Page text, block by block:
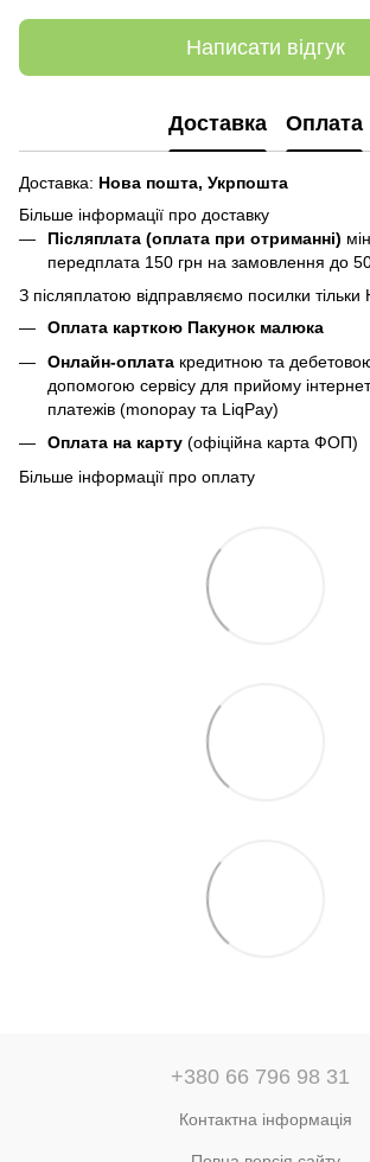
Написати відгук
Доставка Оплата
Доставка: Нова пошта, Укрпошта
Більше інформації про доставку
Післяплата (оплата при отриманні)
передплата 150 грн на замовлення до
З післяплатою відправляємо посилки
Оплата карткою Пакунок малюка
Онлайн-оплата кредитною та
допомогою сервісу для прийому
платежів (monopay та LiqPay)
Оплата на карту (офіційна карта ФОП)
Більше інформації про оплату
+380 66 796 98 31
Контактна інформація